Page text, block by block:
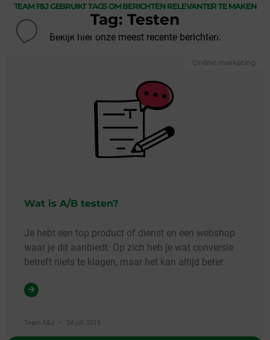
Menu
TEAM F&J GEBRUIKT TAGS OM BERICHTEN RELEVANTER TE MAKEN
Tag: Testen
Bekijk hier onze meest recente berichten:
Online marketing
Wat is A/B testen?
Je hebt een top product of dienst en een webshop
waar je dit aanbiedt. Op zich heb je wat conversie
betreft niets te klagen, maar het kan altijd beter.
Team F&J 24 juli 2015